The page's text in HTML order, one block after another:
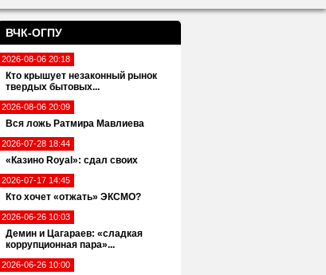
ВЧК-ОГПУ
2026-08-06 20:18
Кто крышует незаконный рынок
твердых бытовых...
2026-08-06 20:09
Вся ложь Ратмира Мавлиева
2026-07-28 18:44
«Казино Royal»: сдал своих
2026-07-17 14:45
Кто хочет «отжать» ЭКСМО?
2026-06-26 10:03
Демин и Цагараев: «сладкая
коррупционная пара»...
2026-06-26 10:00